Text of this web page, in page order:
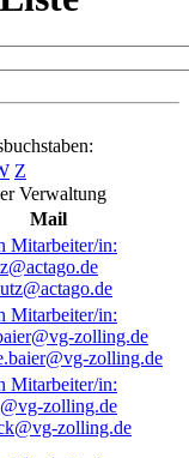
Z
Verwaltung
Mail
zolling.de
zolling.de